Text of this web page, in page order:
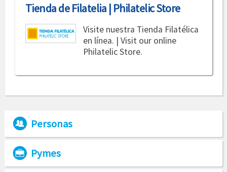
Tienda de Filatelia | Philatelic Store
Visite nuestra Tienda Filatélica
en línea. | Visit our online
Philatelic Store.
Personas
Pymes